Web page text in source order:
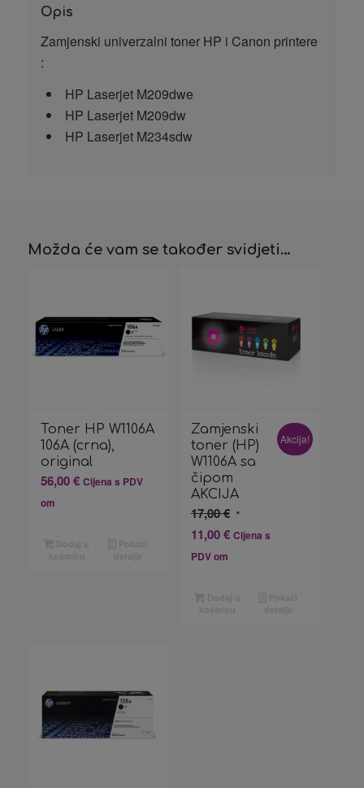
Opis
Zamjenski univerzalni toner HP i Canon printere
:
HP Laserjet M209dwe
HP Laserjet M209dw
HP Laserjet M234sdw
Možda će vam se također svidjeti…
Toner HP W1106A
106A (crna),
original
56,00€ Cijena s PDV
om
Zamjenski
toner (HP)
W1106A sa
čipom
AKCIJA
17,00€ Izvorna
cijena
11,00€Trenutna
Cijena s
PDV om
Akcija!